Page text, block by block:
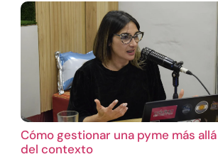
Cómo gestionar una pyme más allá
del contexto